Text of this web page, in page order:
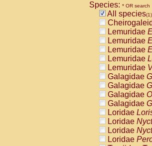
Cebidae
Cebidae
Cebidae
Cebidae
Cebidae
Atelidae
Atelidae
Atelidae
Atelidae
Atelidae
Atelidae
Atelidae
Atelidae
Atelidae
Atelidae
Pitheciidae
Species: * OR search
All species(1)
Lemuridae
Lemuridae
Lemuridae
Lemuridae
Lemuridae
Galagidae
Galagidae
Galagidae
Galagidae
Loridae
Loridae
Loridae
Loridae